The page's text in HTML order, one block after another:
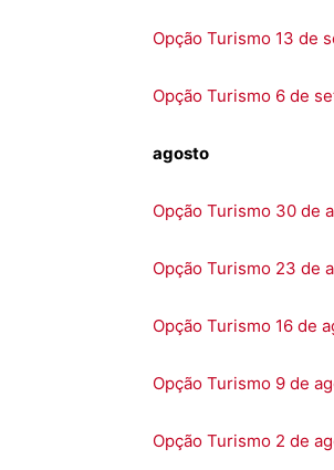
Opção Turismo 13 de
Opção Turismo 6 de
agosto
Opção Turismo 30 de
Opção Turismo 23 de
Opção Turismo 16 de
Opção Turismo 9 de
Opção Turismo 2 de